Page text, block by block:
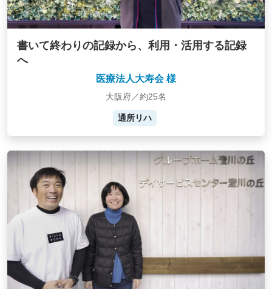
書いて終わりの記録から、利用・活用する記録
へ
医療法人大寿会 様
大阪府／約25名
通所リハ